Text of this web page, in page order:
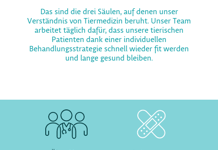
Das sind die drei Säulen, auf denen unser
Verständnis von Tiermedizin beruht. Unser Team
arbeitet täglich dafür, dass unsere tierischen
Patienten dank einer individuellen
Behandlungsstrategie schnell wieder fit werden
und lange gesund bleiben.